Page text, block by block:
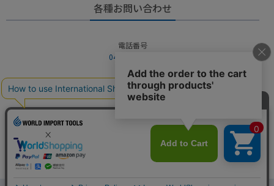
各種お問い合わせ
電話番号
045-949-2451
営業時間
10：00～19：00
お問い合わせフォームからお問い合わせ